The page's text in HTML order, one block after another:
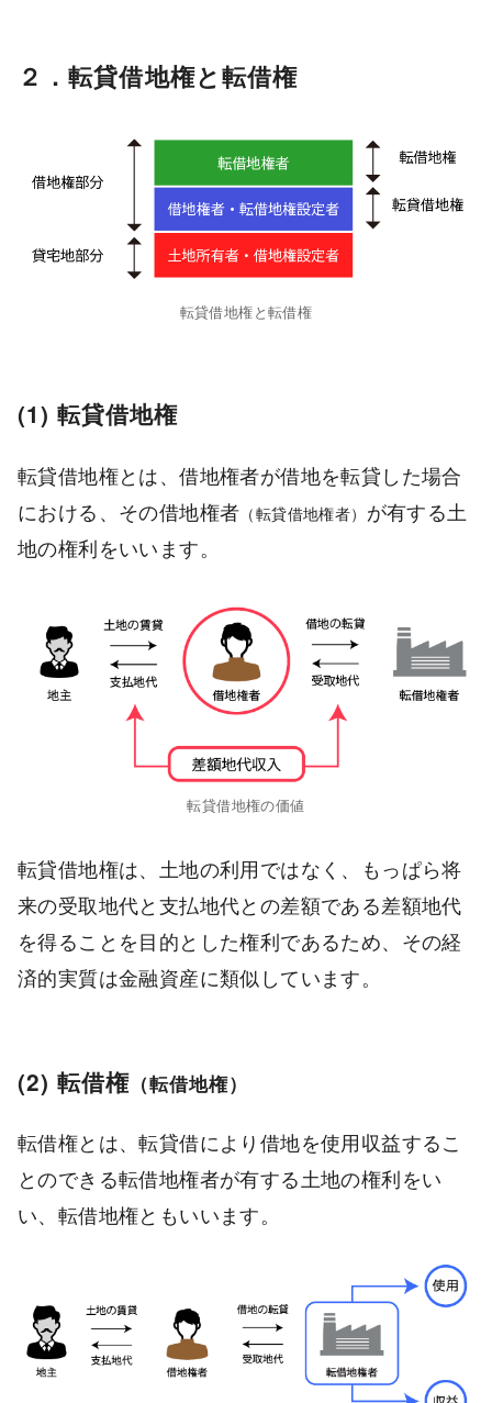
２．転貸借地権と転借権
転貸借地権と転借権
(1) 転貸借地権
転貸借地権とは、借地権者が借地を転貸した場合
における、その借地権者 （転貸借地権者） が有する土
地の権利をいいます。
転貸借地権の価値
転貸借地権は、土地の利用ではなく、もっぱら将
来の受取地代と支払地代との差額である差額地代
を得ることを目的とした権利であるため、その経
済的実質は金融資産に類似しています。
(2) 転借権 （転借地権）
転借権とは、転貸借により借地を使用収益するこ
とのできる転借地権者が有する土地の権利をい
い、転借地権ともいいます。